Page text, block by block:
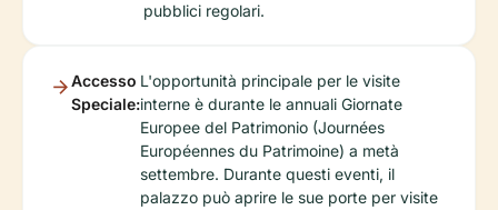
pubblici regolari.
Accesso
Speciale:
L'opportunità principale per le visite
interne è durante le annuali Giornate
Europee del Patrimonio (Journées
Européennes du Patrimoine) a metà
settembre. Durante questi eventi, il
palazzo può aprire le sue porte per visite